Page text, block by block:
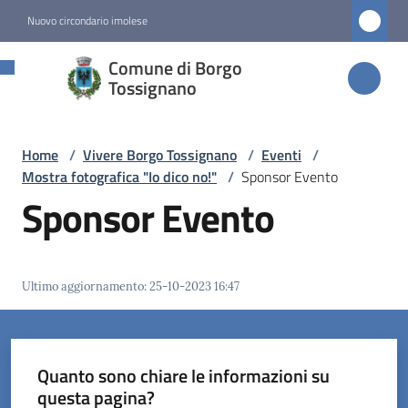
Nuovo circondario imolese
Comune di Borgo
Tossignano
Comune di
Borgo
Novità
Servizi
Vivere
Borgo
Tossignano
Home / Vivere Borgo Tossignano / Eventi /
Mostra fotografica "Io dico no!" / Sponsor Evento
Sponsor Evento
Ultimo aggiornamento:25-10-2023 16:47
Quanto sono chiare le informazioni su
questa pagina?